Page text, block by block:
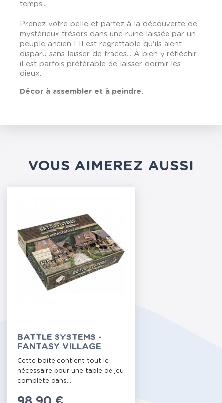
temps...
Prenez votre pelle et partez à la découverte de
mystérieux trésors dans une ruine laissée par un
peuple ancien ! Il est regrettable qu'ils aient
disparu sans laisser de traces... À bien y réfléchir,
il est parfois préférable de laisser dormir les
dieux.
Décor à assembler et à peindre.
VOUS AIMEREZ AUSSI
BATTLE SYSTEMS -
FANTASY VILLAGE
Cette boîte contient tout le
nécessaire pour une table de jeu
complète dans...